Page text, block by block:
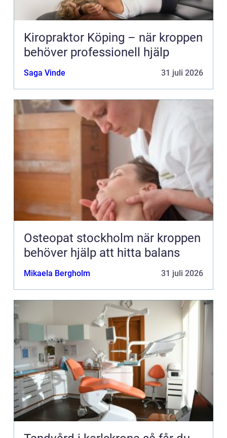
Kiropraktor Köping – när kroppen
behöver professionell hjälp
Saga Vinde 31 juli 2026
Osteopat stockholm när kroppen
behöver hjälp att hitta balans
Mikaela Bergholm 31 juli 2026